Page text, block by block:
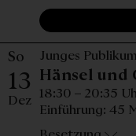
So
13
Dez
Junges Publikum
Hänsel und
18:30 – 20:35
Einführung: 45